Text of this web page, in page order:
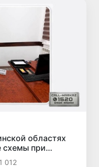
областях
схемы при
1 012